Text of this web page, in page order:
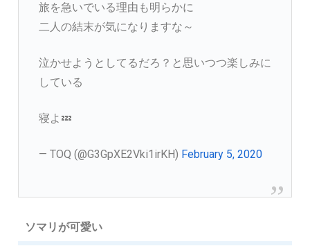
旅を急いでいる理由も明らかに
二人の結末が気になりますな～
泣かせようとしてるだろ？と思いつつ楽しみに
している
寝よ💤
— TOQ (@G3GpXE2Vki1irKH) February 5, 2020
ソマリが可愛い